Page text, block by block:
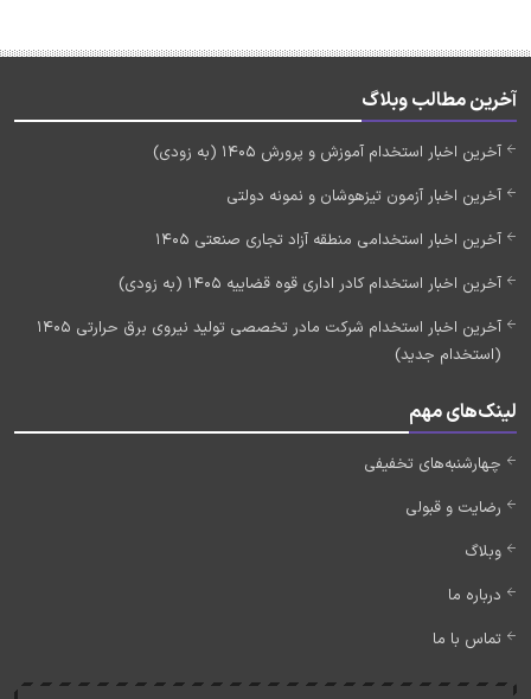
آخرین مطالب وبلاگ
آخرین اخبار استخدام آموزش و پرورش 1405 (به زودی)
آخرین اخبار آزمون تیزهوشان و نمونه دولتی
آخرین اخبار استخدامی منطقه آزاد تجاری صنعتی 1405
آخرین اخبار استخدام کادر اداری قوه قضاییه 1405 (به زودی)
آخرین اخبار استخدام شرکت مادر تخصصی تولید نیروی برق حرارتی 1405
(استخدام جدید)
لینک‌های مهم
چهارشنبه‌های تخفیفی
رضایت و قبولی
وبلاگ
درباره ما
تماس با ما